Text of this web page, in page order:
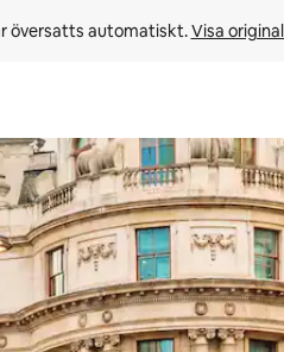
översatts automatiskt. Visa